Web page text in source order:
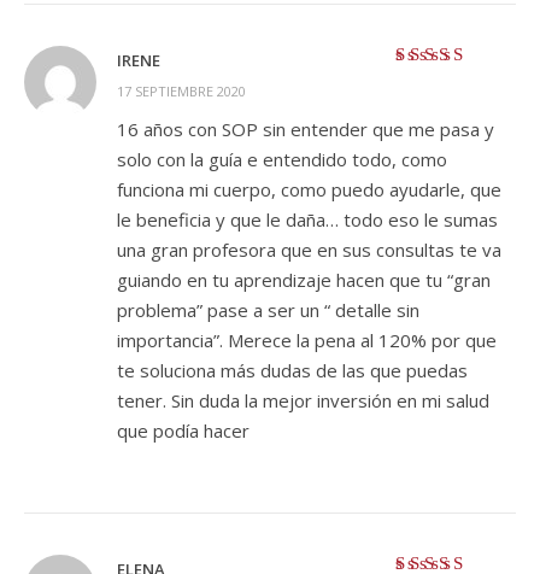
IRENE
17 SEPTIEMBRE 2020
16 años con SOP sin entender que me pasa y
solo con la guía e entendido todo, como
funciona mi cuerpo, como puedo ayudarle, que
le beneficia y que le daña… todo eso le sumas
una gran profesora que en sus consultas te va
guiando en tu aprendizaje hacen que tu “gran
problema” pase a ser un “ detalle sin
importancia”. Merece la pena al 120% por que
te soluciona más dudas de las que puedas
tener. Sin duda la mejor inversión en mi salud
que podía hacer
ELENA